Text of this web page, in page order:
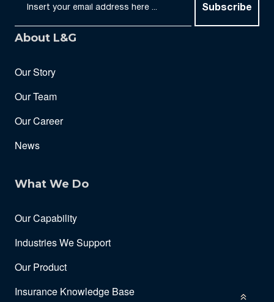
Subscribe
About L&G
Our Story
Our Team
Our Career
News
What We Do
Our Capability
Industries We Support
Our Product
Insurance Knowledge Base